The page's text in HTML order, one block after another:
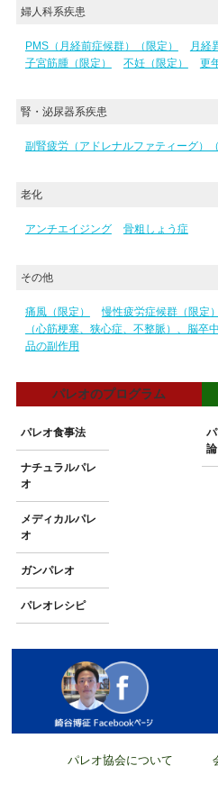
婦人科系疾患
PMS（月経前症候群）（限定） 月経
子宮筋腫（限定）
不妊（限定） 更
腎・泌尿器系疾患
副腎疲労（アドレナルファティーグ）（
老化
アンチエイジング 骨粗しょう症
その他
痛風（限定） 慢性疲労症候群（限定）
（心筋梗塞、狭心症、不整脈）、脳卒
品の副作用
パレオのプログラム
パレオ食事法
ナチュラルパレ
オ
メディカルパレ
オ
ガンパレオ
パレオレシピ
論
パレオ協会について